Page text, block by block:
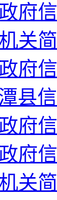
府
关
府
县
府
府
关